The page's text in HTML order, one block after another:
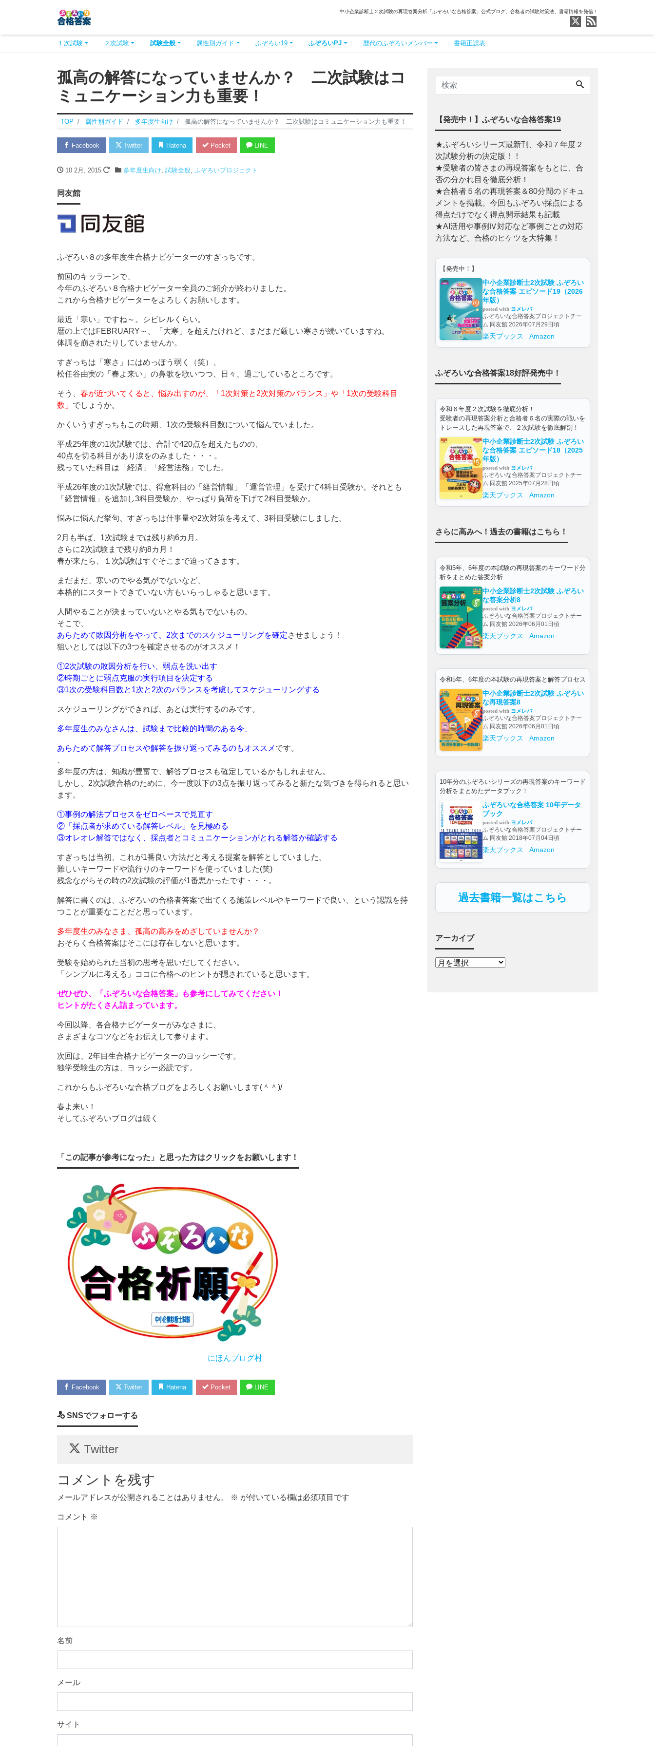
中小企業診断士２次試験の再現答案分析「ふぞろいな合格答案」公式ブログ。合格者の試験対策法、書籍情報を発信！
１次試験 ２次試験 試験全般 属性別ガイド ふぞろい19 ふぞろいPJ 歴代のふぞろいメンバー 書籍正誤表
孤高の解答になっていませんか？ 二次試験はコ
ミュニケーション力も重要！
TOP 属性別ガイド 多年度生向け 孤高の解答になっていませんか？ 二次試験はコミュニケーション力も重要！
Facebook Twitter Hatena Pocket LINE
10 2月, 2015 多年度生向け 試験全般, ふぞろいプロジェクト
同友館
ふぞろい８の多年度生合格ナビゲーターのすぎっちです。
前回のキッラーンで、
今年のふぞろい８合格ナビゲーター全員のご紹介が終わりました。
これから合格ナビゲーターをよろしくお願いします。
最近「寒い」ですね～。シビレルくらい。
暦の上ではFEBRUARY～。「大寒」を超えたけれど、まだまだ厳しい寒さが続いていますね。
体調を崩されたりしていませんか。
すぎっちは「寒さ」にはめっぽう弱く（笑）、
松任谷由実の「春よ来い」の鼻歌を歌いつつ、日々、過ごしているところです。
そう、 春が近づいてくると、悩み出すのが、「1次対策と2次対策のバランス」や「1次の受験科目
数」 でしょうか。
かくいうすぎっちもこの時期、1次の受験科目数について悩んでいました。
平成25年度の1次試験では、合計で420点を超えたものの、
40点を切る科目があり涙をのみました・・・。
残っていた科目は「経済」「経営法務」でした。
平成26年度の1次試験では、得意科目の「経営情報」「運営管理」を受けて4科目受験か。それとも
「経営情報」を追加し3科目受験か、やっぱり負荷を下げて2科目受験か。
悩みに悩んだ挙句、すぎっちは仕事量や2次対策を考えて、3科目受験にしました。
2月も半ば、1次試験までは残り約6カ月。
さらに2次試験まで残り約8カ月！
春が来たら、１次試験はすぐそこまで迫ってきます。
まだまだ、寒いのでやる気がでないなど、
本格的にスタートできていない方もいらっしゃると思います。
人間やることが決まっていないとやる気もでないもの。
そこで、
あらためて敗因分析をやって、2次までのスケジューリングを確定させましょう！
狙いとしては以下の3つを確定させるのがオススメ！
①2次試験の敗因分析を行い、弱点を洗い出す
②時期ごとに弱点克服の実行項目を決定する
③1次の受験科目数と1次と2次のバランスを考慮してスケジューリングする
スケジューリングができれば、あとは実行するのみです。
多年度生のみなさんは、試験まで比較的時間のある今、
あらためて解答プロセスや解答を振り返ってみるのもオススメ です。
多年度の方は、知識が豊富で、解答プロセスも確定しているかもしれません。
しかし、2次試験合格のために、今一度以下の3点を振り返ってみると新たな気づきを得られると思い
ます。
①事例の解法プロセスをゼロベースで見直す
②「採点者が求めている解答レベル」を見極める
③オレオレ解答ではなく、採点者とコミュニケーションがとれる解答か確認する
すぎっちは当初、これが1番良い方法だと考える提案を解答としていました。
難しいキーワードや流行りのキーワードを使っていました(笑)
残念ながらその時の2次試験の評価が1番悪かったです・・・。
解答に書くのは、ふぞろいの合格者答案で出てくる施策レベルやキーワードで良い、という認識を持
つことが重要なことだと思っています。
多年度生のみなさま、孤高の高みをめざしていませんか？
おそらく合格答案はそこには存在しないと思います。
受験を始められた当初の思考を思いだしてください。
「シンプルに考える」ココに合格へのヒントが隠されていると思います。
ぜひぜひ、「ふぞろいな合格答案」も参考にしてみてください！
ヒントがたくさん詰まっています。
今回以降、各合格ナビゲーターがみなさまに、
さまざまなコツなどをお伝えして参ります。
次回は、2年目生合格ナビゲーターのヨッシーです。
独学受験生の方は、ヨッシー必読です。
これからもふぞろいな合格ブログをよろしくお願いします(＾＾)/
春よ来い！
そしてふぞろいブログは続く
「この記事が参考になった」と思った方はクリックをお願いします！
にほんブログ村
Facebook Twitter Hatena Pocket LINE
SNSでフォローする
Twitter
コメントを残す
メールアドレスが公開されることはありません。 ※ が付いている欄は必須項目です
コメント ※
名前
メール
サイト
【発売中！】ふぞろいな合格答案19
★ふぞろいシリーズ最新刊、令和７年度２
次試験分析の決定版！！
★受験者の皆さまの再現答案をもとに、合
否の分かれ目を徹底分析！
★合格者５名の再現答案＆80分間のドキュ
メントを掲載。今回もふぞろい採点による
得点だけでなく得点開示結果も記載
★AI活用や事例Ⅳ対応など事例ごとの対応
方法など、合格のヒケツを大特集！
【発売中！】
中小企業診断士2次試験 ふぞろい
な合格答案 エピソード19（2026
年版）
posted with ヨメレバ
ふぞろいな合格答案プロジェクトチー
ム 同友館 2026年07月29日頃
楽天ブックス Amazon
ふぞろいな合格答案18好評発売中！
令和６年度２次試験を徹底分析！
受験者の再現答案分析と合格者６名の実際の戦いを
トレースした再現答案で、２次試験を徹底解剖！
中小企業診断士2次試験 ふぞろい
な合格答案 エピソード18（2025
年版）
posted with ヨメレバ
ふぞろいな合格答案プロジェクトチー
ム 同友館 2025年07月28日頃
楽天ブックス Amazon
さらに高みへ！過去の書籍はこちら！
令和5年、6年度の本試験の再現答案のキーワード分
析をまとめた答案分析
中小企業診断士2次試験 ふぞろい
な答案分析8
posted with ヨメレバ
ふぞろいな合格答案プロジェクトチー
ム 同友館 2026年06月01日頃
楽天ブックス Amazon
令和5年、6年度の本試験の再現答案と解答プロセス
中小企業診断士2次試験 ふぞろい
な再現答案8
posted with ヨメレバ
ふぞろいな合格答案プロジェクトチー
ム 同友館 2026年06月01日頃
楽天ブックス Amazon
10年分のふぞろいシリーズの再現答案のキーワード
分析をまとめたデータブック！
ふぞろいな合格答案 10年データ
ブック
posted with ヨメレバ
ふぞろいな合格答案プロジェクトチー
ム 同友館 2018年07月04日頃
楽天ブックス Amazon
過去書籍一覧はこちら
アーカイブ